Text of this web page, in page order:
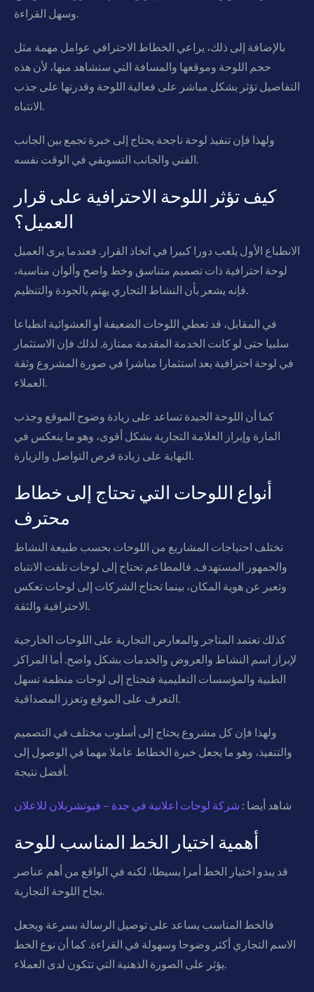
وسهل القراءة.
بالإضافة إلى ذلك، يراعي الخطاط الاحترافي عوامل مهمة مثل
حجم اللوحة وموقعها والمسافة التي ستشاهد منها، لأن هذه
التفاصيل تؤثر بشكل مباشر على فعالية اللوحة وقدرتها على جذب
الانتباه.
ولهذا فإن تنفيذ لوحة ناجحة يحتاج إلى خبرة تجمع بين الجانب
الفني والجانب التسويقي في الوقت نفسه.
كيف تؤثر اللوحة الاحترافية على قرار
العميل؟
الانطباع الأول يلعب دورا كبيرا في اتخاذ القرار. فعندما يرى العميل
لوحة احترافية ذات تصميم متناسق وخط واضح وألوان مناسبة،
فإنه يشعر بأن النشاط التجاري يهتم بالجودة والتنظيم.
في المقابل، قد تعطي اللوحات الضعيفة أو العشوائية انطباعا
سلبيا حتى لو كانت الخدمة المقدمة ممتازة. لذلك فإن الاستثمار
في لوحة احترافية يعد استثمارا مباشرا في صورة المشروع وثقة
العملاء.
كما أن اللوحة الجيدة تساعد على زيادة وضوح الموقع وجذب
المارة وإبراز العلامة التجارية بشكل أقوى، وهو ما ينعكس في
النهاية على زيادة فرص التواصل والزيارة.
أنواع اللوحات التي تحتاج إلى خطاط
محترف
تختلف احتياجات المشاريع من اللوحات بحسب طبيعة النشاط
والجمهور المستهدف. فالمطاعم تحتاج إلى لوحات تلفت الانتباه
وتعبر عن هوية المكان، بينما تحتاج الشركات إلى لوحات تعكس
الاحترافية والثقة.
كذلك تعتمد المتاجر والمعارض التجارية على اللوحات الخارجية
لإبراز اسم النشاط والعروض والخدمات بشكل واضح. أما المراكز
الطبية والمؤسسات التعليمية فتحتاج إلى لوحات منظمة تسهل
التعرف على الموقع وتعزز المصداقية.
ولهذا فإن كل مشروع يحتاج إلى أسلوب مختلف في التصميم
والتنفيذ، وهو ما يجعل خبرة الخطاط عاملا مهما في الوصول إلى
أفضل نتيجة.
شاهد أيضا : شركة لوحات اعلانية في جدة – فيوتشربلان للاعلان
أهمية اختيار الخط المناسب للوحة
قد يبدو اختيار الخط أمرا بسيطا، لكنه في الواقع من أهم عناصر
نجاح اللوحة التجارية.
فالخط المناسب يساعد على توصيل الرسالة بسرعة ويجعل
الاسم التجاري أكثر وضوحا وسهولة في القراءة. كما أن نوع الخط
يؤثر على الصورة الذهنية التي تتكون لدى العملاء.